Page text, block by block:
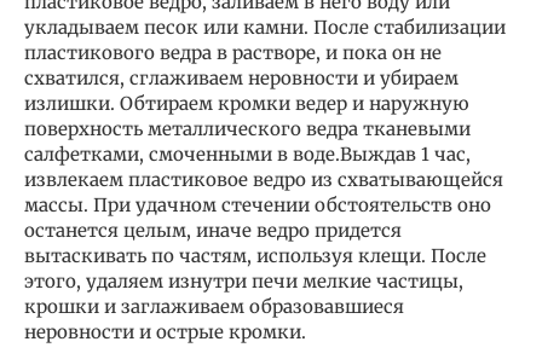
укладываем песок или камни. После стабилизации
пластикового ведра в растворе, и пока он не
схватился, сглаживаем неровности и убираем
излишки. Обтираем кромки ведер и наружную
поверхность металлического ведра тканевыми
салфетками, смоченными в воде.Выждав 1 час,
извлекаем пластиковое ведро из схватывающейся
массы. При удачном стечении обстоятельств оно
останется целым, иначе ведро придется
вытаскивать по частям, используя клещи. После
этого, удаляем изнутри печи мелкие частицы,
крошки и заглаживаем образовавшиеся
неровности и острые кромки.